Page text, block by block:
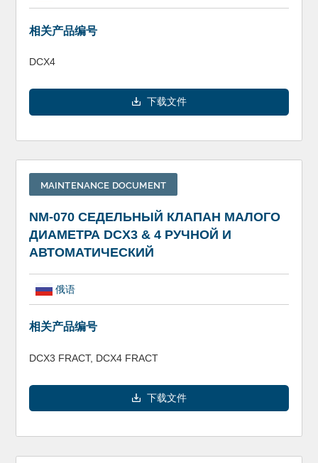
相关产品编号
DCX4
下载文件
MAINTENANCE DOCUMENT
NM-070 СЕДЕЛЬНЫЙ КЛАПАН МАЛОГО
ДИАМЕТРА DCX3 & 4 РУЧНОЙ И
АВТОМАТИЧЕСКИЙ
俄语
相关产品编号
DCX3 FRACT, DCX4 FRACT
下载文件